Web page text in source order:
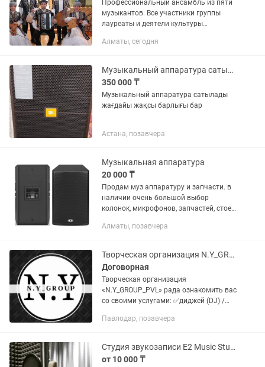
Профессиональный ансамбль из пяти
музыкантов. Все участники группы
лауреаты и деятели культуры
оркестрах. Имеется большой опыт по
Можно...
Алматы, сегодня
Музыкальный аппаратура сатылады
350 000 ₸
Музыкальный аппаратура сатылады
жағдайы жақсы барлығы бар
Астана, позавчера
Музыкальная аппаратура
20 000 ₸
Продам муз аппаратуру и запчасти. в
наличии очень большой выбор
колонок, микрофонов, запчастей, стоек.
и т д. Для более подробной
Алматы, позавчера
Творческая организация N.Y_GROUP_PVL
Договорная
Творческая организация
«N.Y_GROUP_PVL» рада ознакомить вас
со своими услугами: ✅диджей (DJ) /
✅мобилограф/ различная съемка
Павлодар, позавчера
Студия звукозаписи E2 Music Studio в Астане
от 10 000 ₸